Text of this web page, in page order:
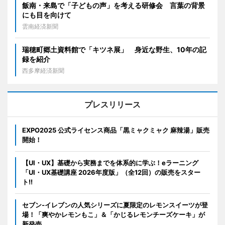
飯南・来島で「子どもの声」を考える研修会 言葉の背景
にも目を向けて
雲南経済新聞
瑞穂町郷土資料館で「キツネ展」 身近な野生、10年の記
録を紹介
西多摩経済新聞
プレスリリース
EXPO2025 公式ライセンス商品「黒ミャクミャク 麻辣湯」販売
開始！
【UI・UX】基礎から実務までを体系的に学ぶ！eラーニング
「UI・UX基礎講座 2026年度版」（全12回）の販売をスター
ト!!
セブン‐イレブンの人気シリーズに夏限定のレモンスイーツが登
場！「爽やかレモンもこ」＆「かじるレモンチーズケーキ」が